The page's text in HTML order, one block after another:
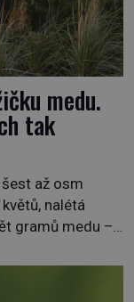
medu.
tak
až osm
nalétá
gramů medu –
desítkami
z